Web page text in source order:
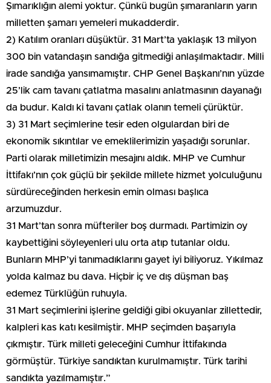
Şımarıklığın alemi yoktur. Çünkü bugün şımaranların yarın
milletten şamarı yemeleri mukadderdir.
2) Katılım oranları düşüktür. 31 Mart’ta yaklaşık 13 milyon
300 bin vatandaşın sandığa gitmediği anlaşılmaktadır. Milli
irade sandığa yansımamıştır. CHP Genel Başkanı’nın yüzde
25’lik cam tavanı çatlatma masalını anlatmasının dayanağı
da budur. Kaldı ki tavanı çatlak olanın temeli çürüktür.
3) 31 Mart seçimlerine tesir eden olgulardan biri de
ekonomik sıkıntılar ve emeklilerimizin yaşadığı sorunlar.
Parti olarak milletimizin mesajını aldık. MHP ve Cumhur
İttifakı’nın çok güçlü bir şekilde millete hizmet yolculuğunu
sürdüreceğinden herkesin emin olması başlıca
arzumuzdur.
31 Mart’tan sonra müfteriler boş durmadı. Partimizin oy
kaybettiğini söyleyenleri ulu orta atıp tutanlar oldu.
Bunların MHP’yi tanımadıklarını gayet iyi biliyoruz. Yıkılmaz
yolda kalmaz bu dava. Hiçbir iç ve dış düşman baş
edemez Türklüğün ruhuyla.
31 Mart seçimlerini işlerine geldiği gibi okuyanlar zillettedir,
kalpleri kas katı kesilmiştir. MHP seçimden başarıyla
çıkmıştır. Türk milleti geleceğini Cumhur İttifakında
görmüştür. Türkiye sandıktan kurulmamıştır. Türk tarihi
sandıkta yazılmamıştır.”